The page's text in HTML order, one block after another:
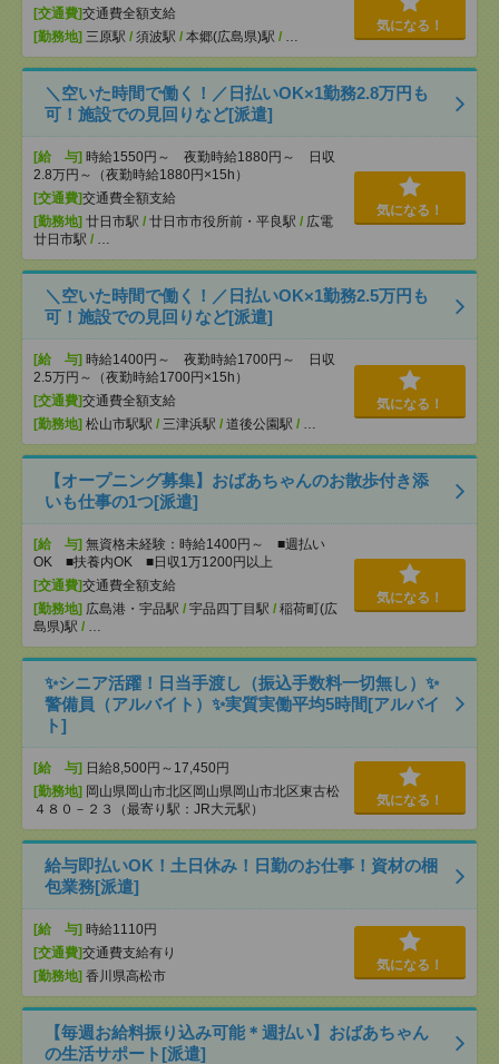
[交通費]交通費全額支給
[勤務地] 三原駅 / 須波駅 / 本郷(広島県)駅 /
気になる！
＼空いた時間で働く！／日払いOK×1勤務2.8万円も
可！施設での見回りなど[派遣]
[給 与] 時給1550円～ 夜勤時給1880円～ 日収
2.8万円～（夜勤時給1880円×15h）
[交通費]交通費全額支給
[勤務地] 廿日市駅 / 廿日市市役所前・平良駅 / 広電
廿日市駅 /
気になる！
＼空いた時間で働く！／日払いOK×1勤務2.5万円も
可！施設での見回りなど[派遣]
[給 与] 時給1400円～ 夜勤時給1700円～ 日収
2.5万円～（夜勤時給1700円×15h）
[交通費]交通費全額支給
[勤務地] 松山市駅駅 / 三津浜駅 / 道後公園駅 /
気になる！
【オープニング募集】おばあちゃんのお散歩付き添
いも仕事の1つ[派遣]
[給 与] 無資格未経験：時給1400円～ ■週払い
OK ■扶養内OK ■日収1万1200円以上
[交通費]交通費全額支給
[勤務地] 広島港・宇品駅 / 宇品四丁目駅 / 稲荷町(広
島県)駅 /
気になる！
✨シニア活躍！日当手渡し（振込手数料一切無し）✨
警備員（アルバイト）✨実質実働平均5時間[アルバイ
ト]
[給 与] 日給8,500円～17,450円
[勤務地] 岡山県岡山市北区岡山県岡山市北区東古松
４８０－２３（最寄り駅：JR大元駅）
気になる！
給与即払いOK！土日休み！日勤のお仕事！資材の梱
包業務[派遣]
[給 与] 時給1110円
[交通費]交通費支給有り
[勤務地] 香川県高松市
気になる！
【毎週お給料振り込み可能＊週払い】おばあちゃん
の生活サポート[派遣]